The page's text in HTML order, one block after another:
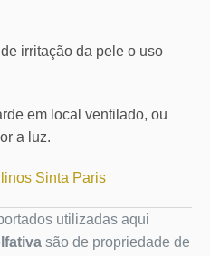
irritação da pele o uso
em local ventilado, ou
a luz.
Sinta Paris
utilizadas aqui
são de propriedade de